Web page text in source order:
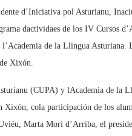
d’Iniciativa pol Asturianu,
dactividaes de los IV Cursos
de la Llingua Asturiana.
Xixón.
(CUPA) y lAcademia de la
Xixón, cola participación de los
Marta Mori d’Arriba, el